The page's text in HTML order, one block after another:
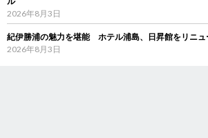
2026年8月3日
紀伊勝浦の魅力を堪能 ホテル浦島、日昇館をリニュ
2026年8月3日